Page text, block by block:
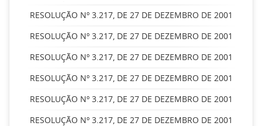
RESOLUÇÃO Nº 3.217, DE 27 DE DEZEMBRO DE 2001
RESOLUÇÃO Nº 3.217, DE 27 DE DEZEMBRO DE 2001
RESOLUÇÃO Nº 3.217, DE 27 DE DEZEMBRO DE 2001
RESOLUÇÃO Nº 3.217, DE 27 DE DEZEMBRO DE 2001
RESOLUÇÃO Nº 3.217, DE 27 DE DEZEMBRO DE 2001
RESOLUÇÃO Nº 3.217, DE 27 DE DEZEMBRO DE 2001